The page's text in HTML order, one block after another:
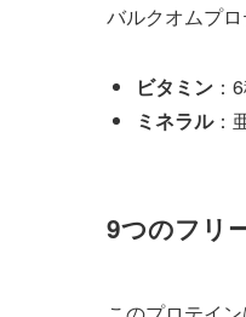
バルクオムプ
ビタミン ：
ミネラル：
9つのフリ